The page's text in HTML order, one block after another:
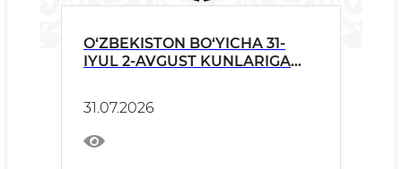
O‘ZBEKISTON BO‘YICHA 31-
IYUL 2-AVGUST KUNLARIGA
31.07.2026